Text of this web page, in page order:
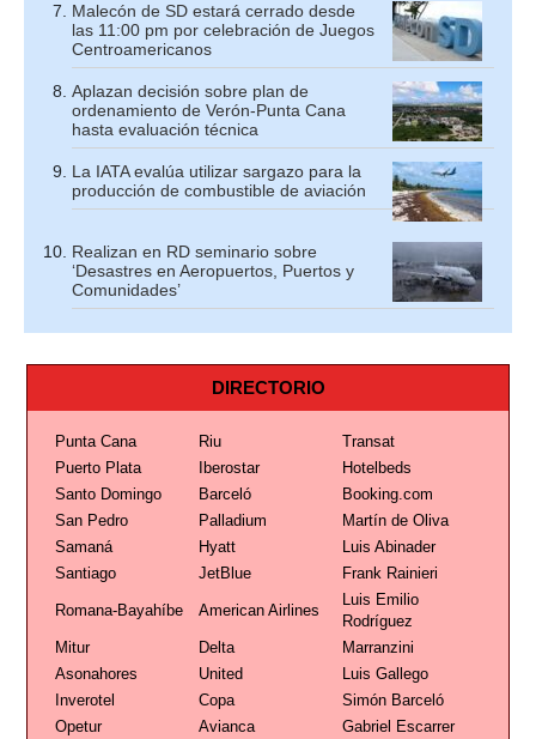
Malecón de SD estará cerrado desde
las 11:00 pm por celebración de Juegos
Centroamericanos
Aplazan decisión sobre plan de
ordenamiento de Verón-Punta Cana
hasta evaluación técnica
La IATA evalúa utilizar sargazo para la
producción de combustible de aviación
Realizan en RD seminario sobre
‘Desastres en Aeropuertos, Puertos y
Comunidades’
DIRECTORIO
Punta Cana Riu
Transat
Puerto Plata
Iberostar
Hotelbeds
Santo Domingo
Barceló
Booking.com
San Pedro
Palladium
Martín de Oliva
Samaná
Hyatt
Luis Abinader
Santiago
JetBlue Frank Rainieri
Romana-Bayahíbe American Airlines
Luis Emilio
Rodríguez
Mitur
Delta
Marranzini
Asonahores
United
Luis Gallego
Inverotel
Copa
Simón Barceló
Opetur
Avianca Gabriel Escarrer